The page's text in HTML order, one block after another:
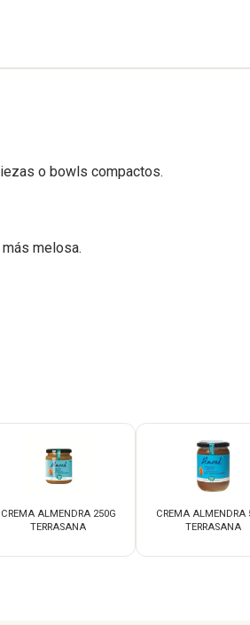
o bowls compactos.
melosa.
CREMA ALMENDRA 250G
TERRASANA
CREMA ALMENDRA
TERRASANA